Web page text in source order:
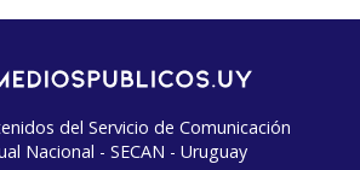
del Servicio de Comunicación
Nacional - SECAN - Uruguay